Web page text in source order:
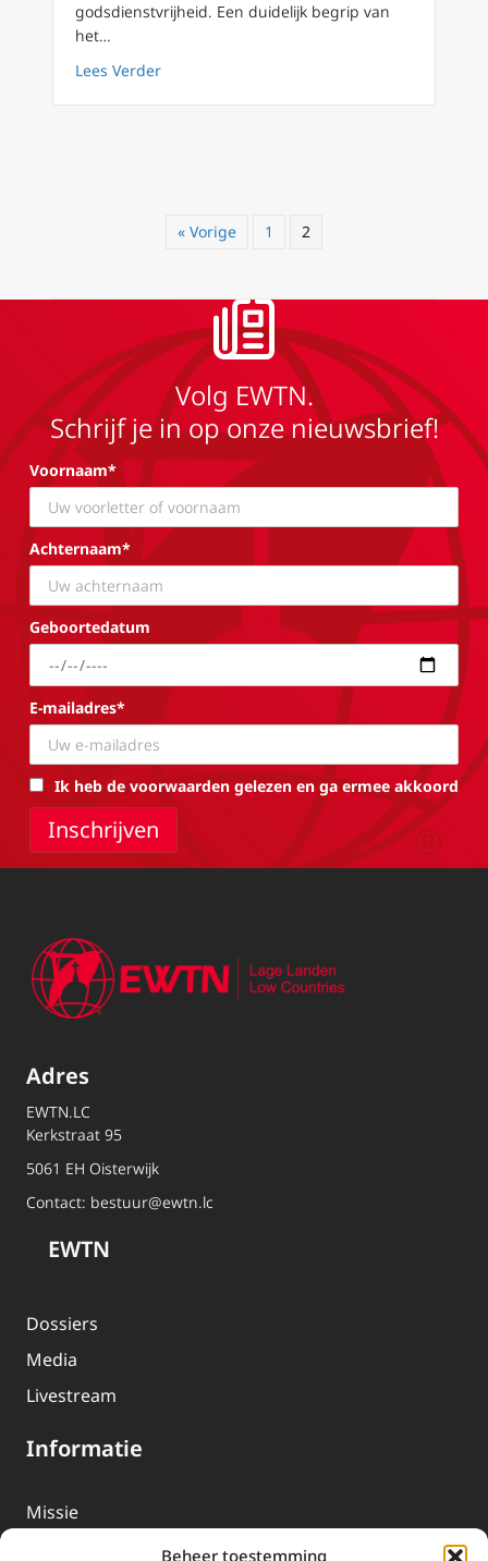
Beheer toestemming
godsdienstvrijheid. Een duidelijk begrip van
het…
Lees Verderabout Vaticaan: Covid-19 onderstreept
« Vorige 1 2
Volg EWTN.
Schrijf je in op onze nieuwsbrief!
Voornaam*
Achternaam*
Geboortedatum
E-mailadres*
Ik heb de voorwaarden gelezen en ga ermee akkoord
Adres
EWTN.LC
Kerkstraat 95
5061 EH Oisterwijk
Contact: bestuur@ewtn.lc
EWTN
Dossiers
Media
Livestream
Informatie
Missie